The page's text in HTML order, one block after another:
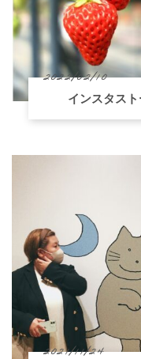
2022/02/10
インスタス
2021/11/24